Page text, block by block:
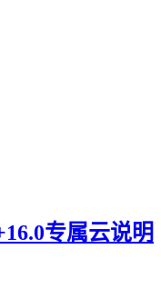
专属云说明